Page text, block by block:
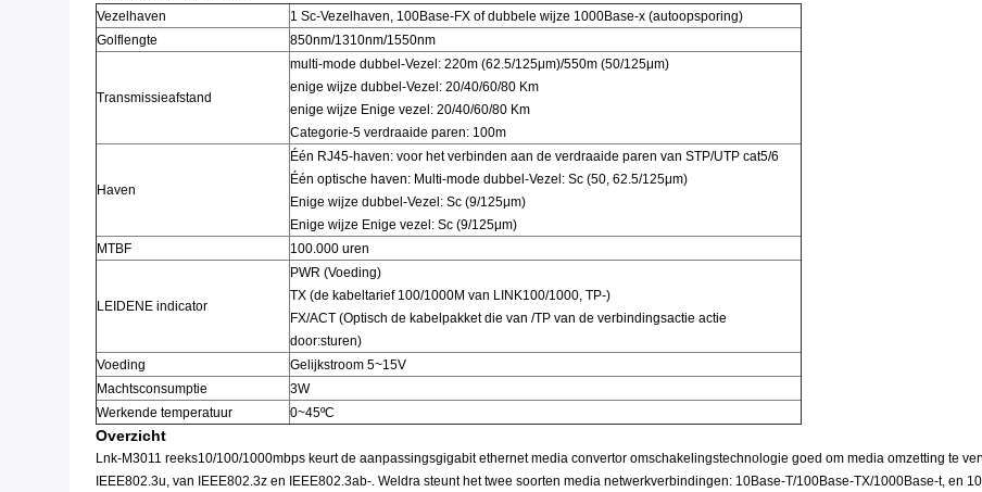
Vezelhaven
1 Sc-Vezelhaven, 100Base-FX of dubbele wijze 1000Base-x (autoopsporing)
Golflengte
850nm/1310nm/1550nm
Transmissieafstand
multi-mode dubbel-Vezel: 220m (62.5/125μm)/550m (50/125μm)
enige wijze dubbel-Vezel: 20/40/60/80 Km
enige wijze Enige vezel: 20/40/60/80 Km
Categorie-5 verdraaide paren: 100m
Haven
Één RJ45-haven: voor het verbinden aan de verdraaide paren van STP/UTP cat5/6
Één optische haven: Multi-mode dubbel-Vezel: Sc (50, 62.5/125μm)
Enige wijze dubbel-Vezel: Sc (9/125μm)
Enige wijze Enige vezel: Sc (9/125μm)
MTBF
100.000 uren
LEIDENE indicator
PWR (Voeding)
TX (de kabeltarief 100/1000M van LINK100/1000, TP-)
FX/ACT (Optisch de kabelpakket die van /TP van de verbindingsactie actie
door:sturen)
Voeding
Gelijkstroom 5~15V
Machtsconsumptie
3W
Werkende temperatuur
0~45ºC
Overzicht
Lnk-M3011 reeks10/100/1000mbps keurt de aanpassingsgigabit ethernet media convertor omschakelingstechnologie goed om media omzetting te
IEEE802.3u, van IEEE802.3z en IEEE802.3ab-. Weldra steunt het twee soorten media netwerkverbindingen: 10Base-T/100Base-TX/1000Base-t, en